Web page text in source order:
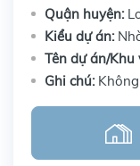
Quận huyện:
Kiểu dự án:
Tên dự án/Khu
Ghi chú: